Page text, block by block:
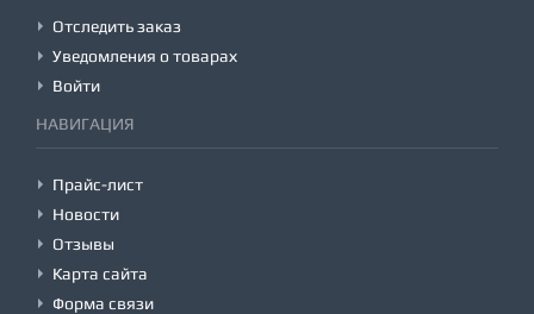
Отследить заказ
Уведомления о товарах
Войти
НАВИГАЦИЯ
Прайс-лист
Новости
Отзывы
Карта сайта
Форма связи